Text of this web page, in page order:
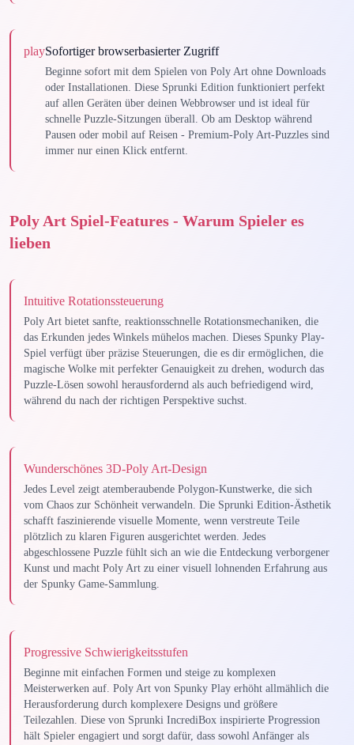
playSofortiger browserbasierter Zugriff
Beginne sofort mit dem Spielen von Poly Art ohne Downloads
oder Installationen. Diese Sprunki Edition funktioniert perfekt
auf allen Geräten über deinen Webbrowser und ist ideal für
schnelle Puzzle-Sitzungen überall. Ob am Desktop während
Pausen oder mobil auf Reisen - Premium-Poly Art-Puzzles sind
immer nur einen Klick entfernt.
Poly Art Spiel-Features - Warum Spieler es
lieben
Intuitive Rotationssteuerung
Poly Art bietet sanfte, reaktionsschnelle Rotationsmechaniken, die
das Erkunden jedes Winkels mühelos machen. Dieses Spunky Play-
Spiel verfügt über präzise Steuerungen, die es dir ermöglichen, die
magische Wolke mit perfekter Genauigkeit zu drehen, wodurch das
Puzzle-Lösen sowohl herausfordernd als auch befriedigend wird,
während du nach der richtigen Perspektive suchst.
Wunderschönes 3D-Poly Art-Design
Jedes Level zeigt atemberaubende Polygon-Kunstwerke, die sich
vom Chaos zur Schönheit verwandeln. Die Sprunki Edition-Ästhetik
schafft faszinierende visuelle Momente, wenn verstreute Teile
plötzlich zu klaren Figuren ausgerichtet werden. Jedes
abgeschlossene Puzzle fühlt sich an wie die Entdeckung verborgener
Kunst und macht Poly Art zu einer visuell lohnenden Erfahrung aus
der Spunky Game-Sammlung.
Progressive Schwierigkeitsstufen
Beginne mit einfachen Formen und steige zu komplexen
Meisterwerken auf. Poly Art von Spunky Play erhöht allmählich die
Herausforderung durch komplexere Designs und größere
Teilezahlen. Diese von Sprunki IncrediBox inspirierte Progression
hält Spieler engagiert und sorgt dafür, dass sowohl Anfänger als